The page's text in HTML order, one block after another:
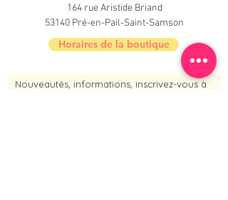
164 rue Aristide Briand
53140 Pré-en-Pail-Saint-Samson
Horaires de la boutique
Nouveautés, informations, inscrivez-vous à